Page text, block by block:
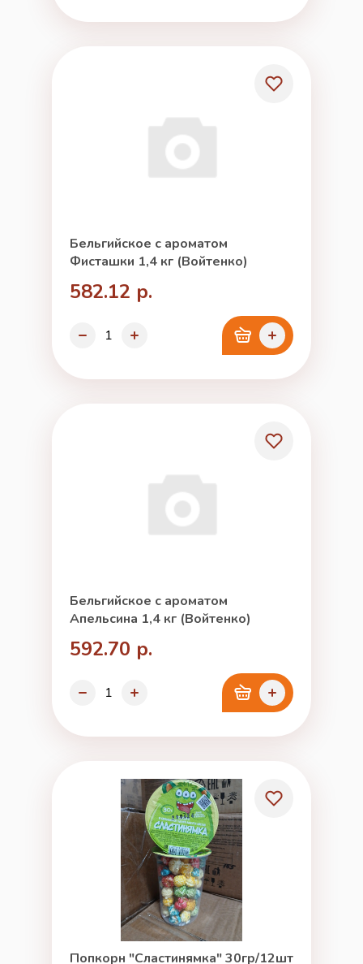
Бельгийское с ароматом
Фисташки 1,4 кг (Войтенко)
582.12 р.
Бельгийское с ароматом
Апельсина 1,4 кг (Войтенко)
592.70 р.
Попкорн "Сластинямка" 30гр/12шт